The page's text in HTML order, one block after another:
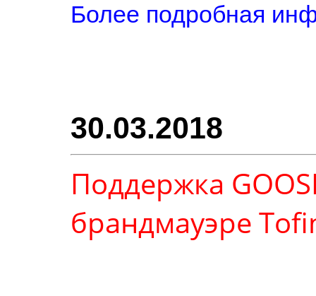
Более подробная
30.03.2018
Поддержка
брандмауэре